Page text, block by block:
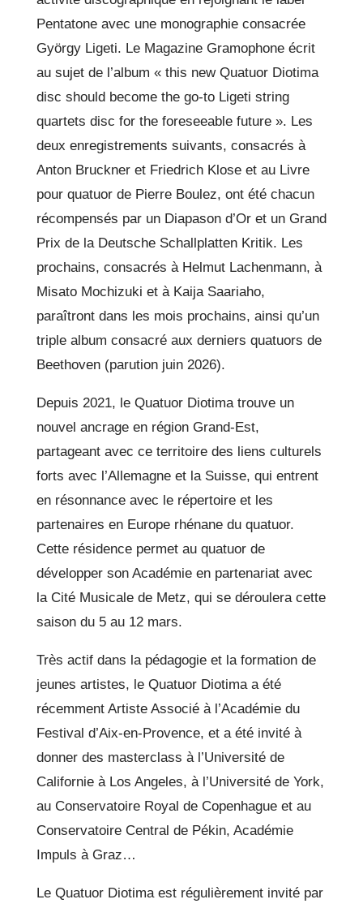
Pentatone avec une monographie consacrée
György Ligeti. Le Magazine Gramophone écrit
au sujet de l’album « this new Quatuor Diotima
disc should become the go-to Ligeti string
quartets disc for the foreseeable future ». Les
deux enregistrements suivants, consacrés à
Anton Bruckner et Friedrich Klose et au Livre
pour quatuor de Pierre Boulez, ont été chacun
récompensés par un Diapason d’Or et un Grand
Prix de la Deutsche Schallplatten Kritik. Les
prochains, consacrés à Helmut Lachenmann, à
Misato Mochizuki et à Kaija Saariaho,
paraîtront dans les mois prochains, ainsi qu’un
triple album consacré aux derniers quatuors de
Beethoven (parution juin 2026).
Depuis 2021, le Quatuor Diotima trouve un
nouvel ancrage en région Grand-Est,
partageant avec ce territoire des liens culturels
forts avec l’Allemagne et la Suisse, qui entrent
en résonnance avec le répertoire et les
partenaires en Europe rhénane du quatuor.
Cette résidence permet au quatuor de
développer son Académie en partenariat avec
la Cité Musicale de Metz, qui se déroulera cette
saison du 5 au 12 mars.
Très actif dans la pédagogie et la formation de
jeunes artistes, le Quatuor Diotima a été
récemment Artiste Associé à l’Académie du
Festival d’Aix-en-Provence, et a été invité à
donner des masterclass à l’Université de
Californie à Los Angeles, à l’Université de York,
au Conservatoire Royal de Copenhague et au
Conservatoire Central de Pékin, Académie
Impuls à Graz…
Le Quatuor Diotima est régulièrement invité par